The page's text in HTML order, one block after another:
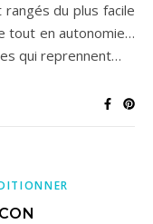
du plus facile
tout en autonomie…
qui reprennent…